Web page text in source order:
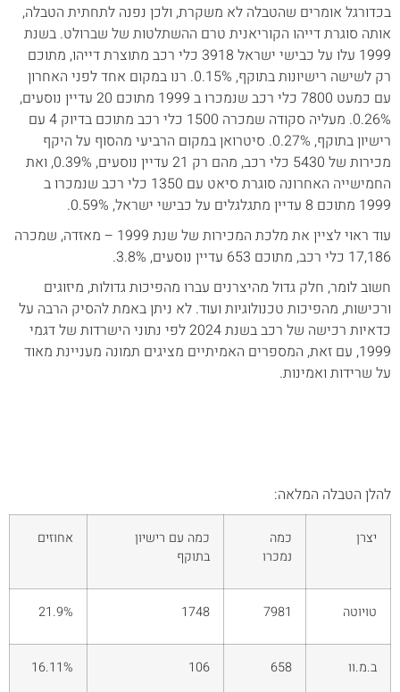
בכדורגל אומרים שהטבלה לא משקרת, ולכן נפנה לתחתית הטבלה,
אותה סוגרת דייהו הקוריאנית טרם ההשתלטות של שברולט. בשנת
1999 עלו על כבישי ישראל 3918 כלי רכב מתוצרת דייהו, מתוכם
רק לשישה רישיונות בתוקף, 0.15%. רנו במקום אחד לפני האחרון
עם כמעט 7800 כלי רכב שנמכרו ב 1999 מתוכם 20 עדיין נוסעים,
0.26%. מעליה סקודה שמכרה 1500 כלי רכב מתוכם בדיוק 4 עם
רישיון בתוקף, 0.27%. סיטרואן במקום הרביעי מהסוף על היקף
מכירות של 5430 כלי רכב, מהם רק 21 עדיין נוסעים, 0.39%, ואת
החמישייה האחרונה סוגרת סיאט עם 1350 כלי רכב שנמכרו ב
1999 מתוכם 8 עדיין מתגלגלים על כבישי ישראל, 0.59%.
עוד ראוי לציין את מלכת המכירות של שנת 1999 – מאזדה, שמכרה
17,186 כלי רכב, מתוכם 653 עדיין נוסעים, 3.8%.
חשוב לומר, חלק גדול מהיצרנים עברו מהפיכות גדולות, מיזוגים
ורכישות, מהפיכות טכנולוגיות ועוד. לא ניתן באמת להסיק הרבה על
כדאיות רכישה של רכב בשנת 2024 לפי נתוני הישרדות של דגמי
1999, עם זאת, המספרים האמיתיים מציגים תמונה מעניינת מאוד
על שרידות ואמינות.
להלן הטבלה המלאה:
יצרן
כמה
נמכרו
כמה עם רישיון
בתוקף
אחוזים
טויוטה 7981
1748
21.9%
ב.מ.וו 658
106
16.11%